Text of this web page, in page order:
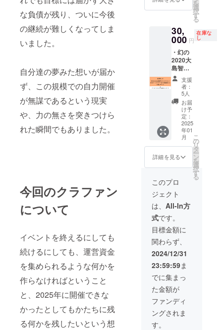
な負債が残り、ついに今後
の継続が難しくなってしま
いました。
自分達の夢みた想いが届か
ず、この規模での自力開催
が無謀であるという現実
や、力の無さを突きつけら
れた瞬間でもありました。
今回のクラファン
について
イベントを終えるにしても
続けるにしても、運営資金
を集められるような何かを
作らなければということ
と、2025年に開催できな
かったとしてもかたちに残
る何かを残したいという想
XL】）
・アー
カイブ
ブック
・お礼
のメッ
セージ
ド、ス
テッ
缶バッ
ジなど
の各種
配布物
やデッ
ドス
トック
グッズ
などを
10数点
詰め込
んだお
楽しみ
セット
になり
ます。
＊何が
ダムで
す ・
アーカ
イブ
ブック
・お礼
のメッ
セージ
を
選
択
す
る
30,
000 円
在庫な
し
・幻の
2020大
島智子
ビジュ
アル
セット
（タオ
ル、ク
リア
ファイ
ル、ふ
せん、
軍手、
AAAパ
ス、リ
ストバ
ンド）
・ポス
ター・
フライ
ヤーな
どの印
刷物
セット
（2014
〜
2024）
・お楽
しみ
セット
（過去
のTシャ
ツやタ
オル、
支援
者：
5人
お届
け予
定：
2025
年01
月
詳細を見る
こ
の
リ
タ
ー
ン
を
選
択
す
る
このプロ
ジェクト
は、 All-In方
式です。
目標金額に
関わらず、
2024/12/31
23:59:59ま
でに集まっ
た金額が
ファンディ
ングされま
す。